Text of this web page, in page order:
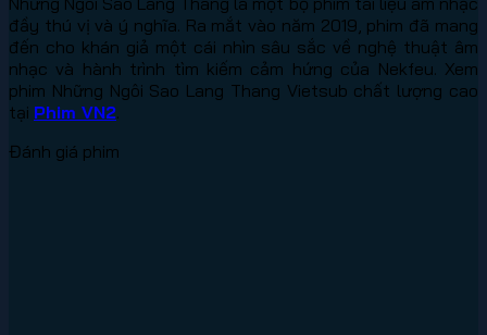
đầy thú vị và ý nghĩa. Ra mắt vào năm 2019, phim đã mang
đến cho khán giả một cái nhìn sâu sắc về nghệ thuật âm
nhạc và hành trình tìm kiếm cảm hứng của Nekfeu. Xem
phim Những Ngôi Sao Lang Thang Vietsub chất lượng cao
tại Phim VN2.
Đánh giá phim